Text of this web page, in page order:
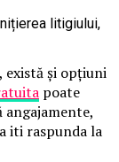
litigiului,
există și opțiuni
poate
iti raspunda la